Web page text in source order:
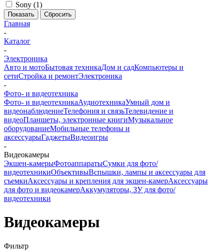
Sony (1)
Показать Сбросить
Главная
-
Каталог
-
Электроника
Авто и мотоБытовая техникаДом и садКомпьютеры и
сетиСтройка и ремонтЭлектроника
-
Фото- и видеотехника
Фото- и видеотехникаАудиотехникаУмный дом и
видеонаблюдениеТелефония и связьТелевидение и
видеоПланшеты, электронные книгиМузыкальное
оборудованиеМобильные телефоны и
аксессуарыГаджетыВидеоигры
-
Видеокамеры
Экшен-камерыФотоаппаратыСумки для фото/
видеотехникиОбъективыВспышки, лампы и аксессуары для
съемкиАксессуары и крепления для экшен-камерАксессуары
для фото и видеокамерАккумуляторы, ЗУ для фото/
видеотехники
Видеокамеры
Фильтр